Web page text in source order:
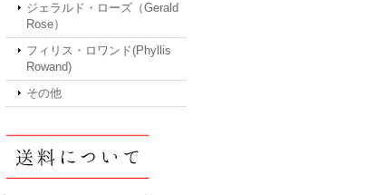
ジェラルド・ローズ（Gerald
Rose）
フィリス・ロワンド(Phyllis
Rowand)
その他